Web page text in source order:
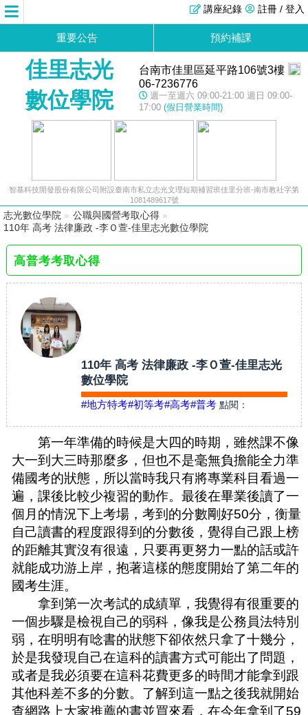
註冊 / 登入
講座紀錄
重要公告 預約補課
佳里志光
數位學院
台南市佳里區延平路106號3樓
06-7236776
週一至週六 09:00-21:00 週日 09:00-
17:00 (假日營業時間)
智基科技開發股份有限公司附設臺南市私立志光文理短期補習班佳里分班-南市教社字第
1081489617號
志光數位學院 » 公職與國營考取心得 »
110年 高考 法律廉政 -李Ｏ萱-佳里志光數位學院
高普考考取心得
110年 高考 法律廉政 -李Ｏ萱-佳里志光
數位學院
#地方特考#初等考#高考#普考 點閱：
第一年準備的時候是大四的時期，雖然課不像
大一到大三時那麼多，但也不是毫無負擔能全力準
備國考的狀態，所以當時我只有將專業科目看過一
遍，課後比較少複習的動作。最後在畢業後讀了一
個月的情況下上考場，考到的分數剛好50分，衡量
自己讀書的程度跟得到的分數後，覺得自己跟上榜
的距離其實沒有很遠，只要再更努力一點的話或許
就能成功游上岸，抱著這樣的態度開始了第二年的
國考生涯。
拿到第一次考試的成績單，我覺得有很重要的
一個步驟是檢視自己的弱科，像我是公務員法特別
弱，在明明有唸書的狀態下卻依然只拿了十幾分，
於是我發現自己在這科的讀書方式可能出了問題，
或者是我必須要在這科花費更多的時間才能拿到跟
其他科差不多的分數。了解到這一點之後我就開始
查網路上大家推薦的書並買來看，在今年拿到了59